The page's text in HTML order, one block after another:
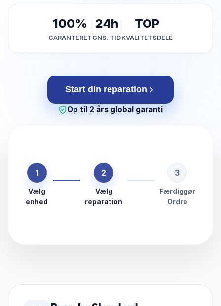
100%
GARANTERET
24h
GNS. TID
TOP
KVALITETSDELE
Start din reparation
Op til 2 års global garanti
1
Vælg
enhed
2
Vælg
reparation
3
Færdiggør
Ordre